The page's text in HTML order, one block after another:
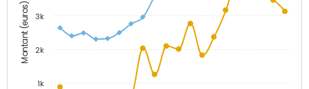
Montant (euros)
1k
2k
3k